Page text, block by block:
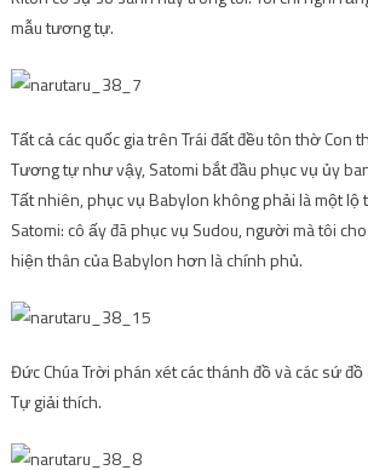
mẫu tương tự.
Tất cả các quốc gia trên Trái đất đều tôn thờ Con
Tương tự như vậy, Satomi bắt đầu phục vụ ủy
Tất nhiên, phục vụ Babylon không phải là một lộ
Satomi: cô ấy đã phục vụ Sudou, người mà tôi
hiện thân của Babylon hơn là chính phủ.
Đức Chúa Trời phán xét các thánh đồ và các sứ
Tự giải thích.